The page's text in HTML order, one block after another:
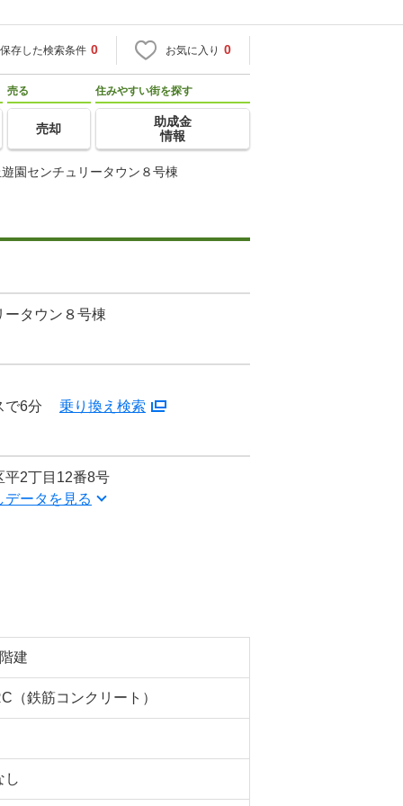
保存した検索条件 0 お気に入り 0
売る
売却
住みやすい街を探す
助成金
情報
園センチュリータウン８号棟
ータウン８号棟
で6分 乗り換え検索
平2丁目12番8号
データを見る
建
（鉄筋コンクリート）
し